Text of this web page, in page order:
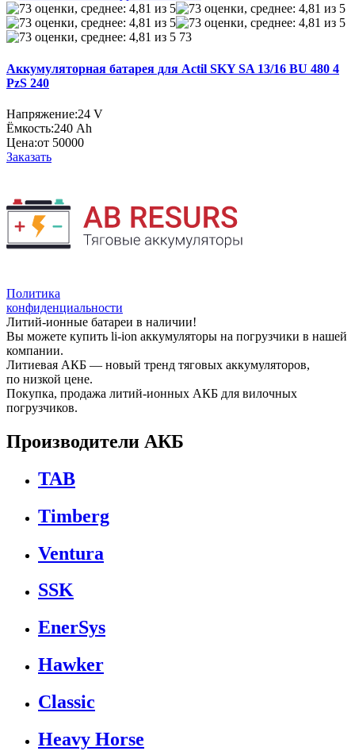
73
Аккумуляторная батарея для Actil SKY SA 13/16 BU 480 4
PzS 240
Напряжение:24 V
Ёмкость:240 Ah
Цена:от 50000
Заказать
Политика
конфиденциальности
Литий-ионные батареи в наличии!
Вы можете купить li-ion аккумуляторы на погрузчики в нашей
компании.
Литиевая АКБ — новый тренд тяговых аккумуляторов,
по низкой цене.
Покупка, продажа литий-ионных АКБ для вилочных
погрузчиков.
Производители АКБ
TAB
Timberg
Ventura
SSK
EnerSys
Hawker
Classic
Heavy Horse